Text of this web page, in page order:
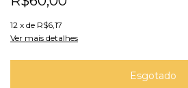
12 x de R$6,17
Ver mais detalhes